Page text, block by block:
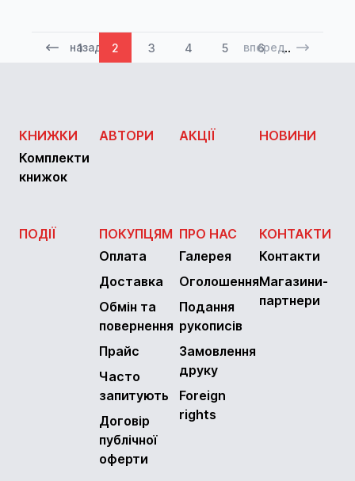
назад
1 2 3 4 5 6 ...
вперед
КНИЖКИ
Комплекти
книжок
АВТОРИ АКЦІЇ НОВИНИ
ПОДІЇ
ПОКУПЦЯМ
Оплата
Доставка
Обмін та
повернення
Прайс
Часто
запитують
Договір
публічної
оферти
ПРО НАС
Галерея
Оголошення
Подання
рукописів
Замовлення
друку
Foreign
rights
КОНТАКТИ
Контакти
Магазини-
партнери